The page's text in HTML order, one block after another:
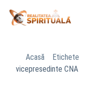
Acasă Etichete
vicepresedinte CNA